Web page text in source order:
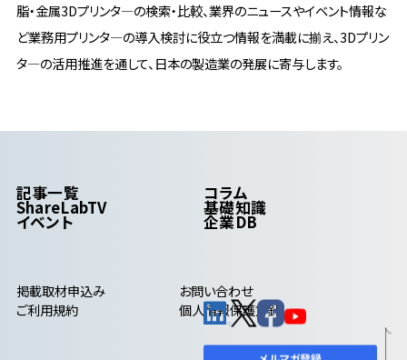
脂・金属3Dプリンタ―の検索・比較、業界のニュースやイベント情報な
ど業務用プリンタ―の導入検討に役立つ情報を満載に揃え、3Dプリン
タ―の活用推進を通して、日本の製造業の発展に寄与します。
記事一覧 コラム
ShareLabTV 基礎知識
イベント 企業DB
掲載取材申込み
お問い合わせ
ご利用規約
個人情報保護方針